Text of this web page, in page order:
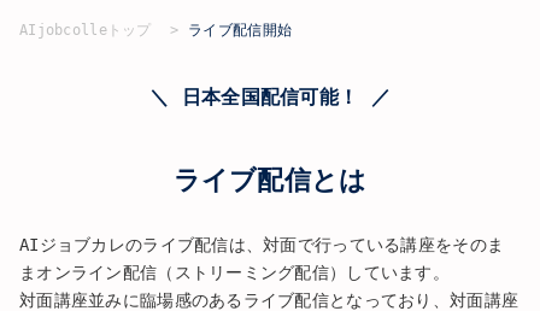
AIjobcolleトップ ライブ配信開始
＼ 日本全国配信可能！ ／
ライブ配信とは
AIジョブカレのライブ配信は、対面で行っている講座をそのま
まオンライン配信（ストリーミング配信）しています。
対面講座並みに臨場感のあるライブ配信となっており、対面講座